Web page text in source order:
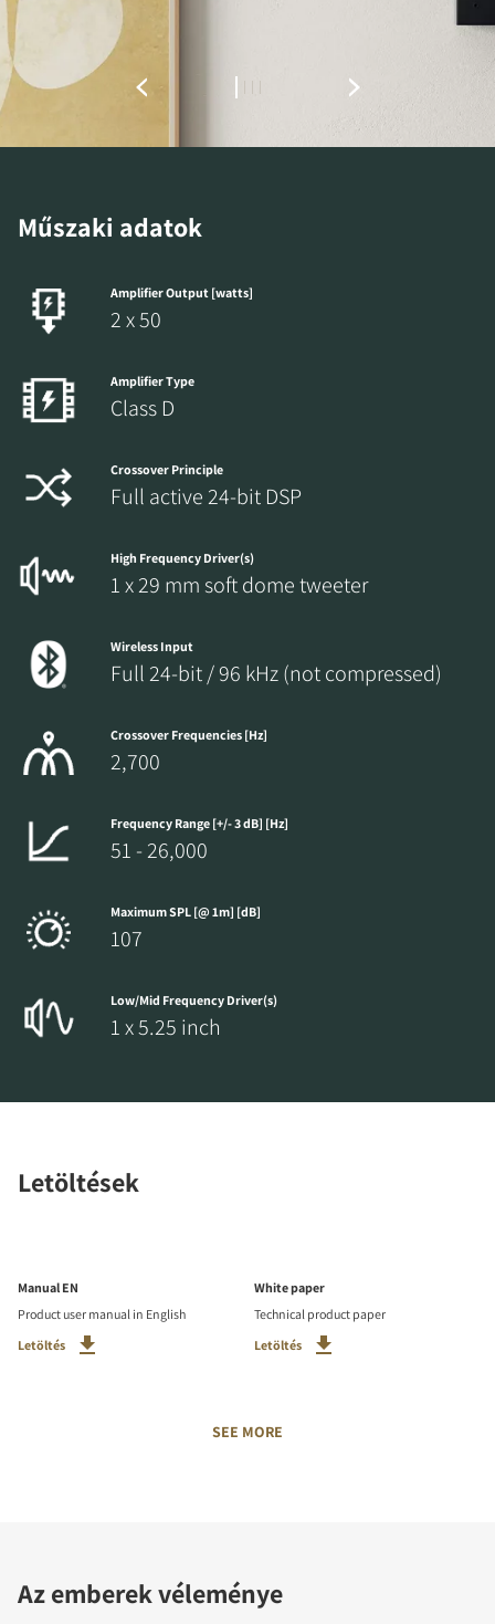
Műszaki adatok
Amplifier Output [watts]
2 x 50
Amplifier Type
Class D
Crossover Principle
Full active 24-bit DSP
High Frequency Driver(s)
1 x 29 mm soft dome tweeter
Wireless Input
Full 24-bit / 96 kHz (not compressed)
Crossover Frequencies [Hz]
2,700
Frequency Range [+/- 3 dB] [Hz]
51 - 26,000
Maximum SPL [@ 1m] [dB]
107
Low/Mid Frequency Driver(s)
1 x 5.25 inch
Letöltések
Manual EN
Product user manual in English
Letöltés
White paper
Technical product paper
Letöltés
SEE MORE
hozzáférhessen a webhelyen található összes
zárolt letöltési fájlhoz.
Az emberek véleménye